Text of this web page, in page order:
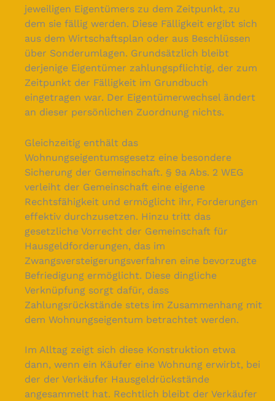
jeweiligen Eigentümers zu dem Zeitpunkt, zu
dem sie fällig werden. Diese Fälligkeit ergibt sich
aus dem Wirtschaftsplan oder aus Beschlüssen
über Sonderumlagen. Grundsätzlich bleibt
derjenige Eigentümer zahlungspflichtig, der zum
Zeitpunkt der Fälligkeit im Grundbuch
eingetragen war. Der Eigentümerwechsel ändert
an dieser persönlichen Zuordnung nichts.
Gleichzeitig enthält das
Wohnungseigentumsgesetz eine besondere
Sicherung der Gemeinschaft. § 9a Abs. 2 WEG
verleiht der Gemeinschaft eine eigene
Rechtsfähigkeit und ermöglicht ihr, Forderungen
effektiv durchzusetzen. Hinzu tritt das
gesetzliche Vorrecht der Gemeinschaft für
Hausgeldforderungen, das im
Zwangsversteigerungsverfahren eine bevorzugte
Befriedigung ermöglicht. Diese dingliche
Verknüpfung sorgt dafür, dass
Zahlungsrückstände stets im Zusammenhang mit
dem Wohnungseigentum betrachtet werden.
Im Alltag zeigt sich diese Konstruktion etwa
dann, wenn ein Käufer eine Wohnung erwirbt, bei
der der Verkäufer Hausgeldrückstände
angesammelt hat. Rechtlich bleibt der Verkäufer